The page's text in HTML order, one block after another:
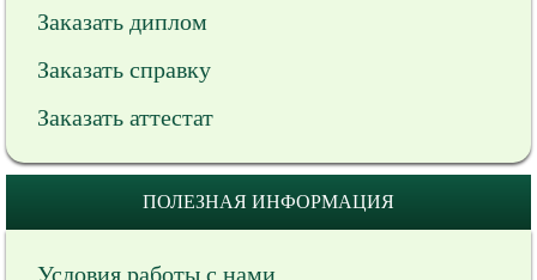
Заказать диплом
Заказать справку
Заказать аттестат
ПОЛЕЗНАЯ ИНФОРМАЦИЯ
Условия работы с нами